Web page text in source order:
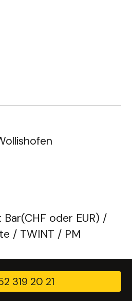
oder EUR) /
/ TWINT / PM
319 20 21